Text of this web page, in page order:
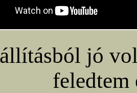
jó
feledtem